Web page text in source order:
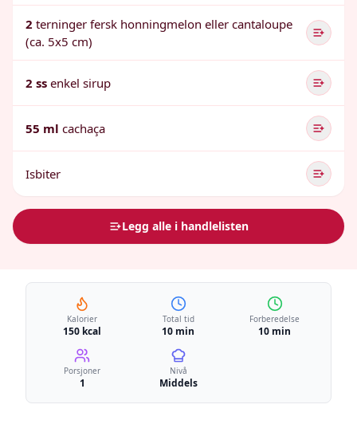
2 terninger fersk honningmelon eller cantaloupe
(ca. 5x5 cm)
2 ss enkel sirup
55 ml cachaça
Isbiter
Legg alle i handlelisten
Kalorier
150 kcal
Total tid
10 min
Forberedelse
10 min
Porsjoner
1
Nivå
Middels